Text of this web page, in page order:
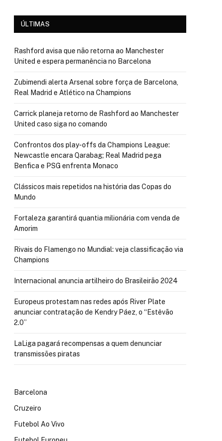
ÚLTIMAS
Rashford avisa que não retorna ao Manchester
United e espera permanência no Barcelona
Zubimendi alerta Arsenal sobre força de Barcelona,
Real Madrid e Atlético na Champions
Carrick planeja retorno de Rashford ao Manchester
United caso siga no comando
Confrontos dos play-offs da Champions League:
Newcastle encara Qarabag; Real Madrid pega
Benfica e PSG enfrenta Monaco
Clássicos mais repetidos na história das Copas do
Mundo
Fortaleza garantirá quantia milionária com venda de
Amorim
Rivais do Flamengo no Mundial: veja classificação via
Champions
Internacional anuncia artilheiro do Brasileirão 2024
Europeus protestam nas redes após River Plate
anunciar contratação de Kendry Páez, o “Estêvão
2.0”
LaLiga pagará recompensas a quem denunciar
transmissões piratas
Barcelona
Cruzeiro
Futebol Ao Vivo